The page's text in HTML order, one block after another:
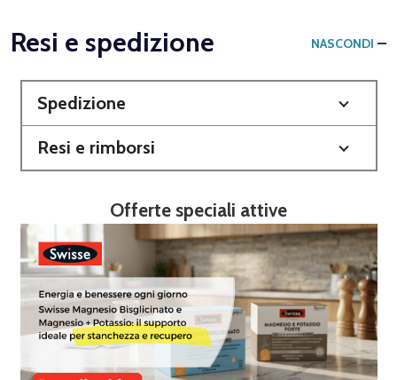
Resi e spedizione NASCONDI
Spedizione
Resi e rimborsi
Offerte speciali attive